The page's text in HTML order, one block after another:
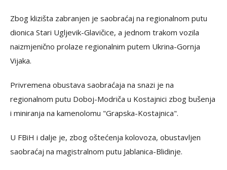
Zbog klizišta zabranjen je saobraćaj na regionalnom putu
dionica Stari Ugljevik-Glavičice, a jednom trakom vozila
naizmjenično prolaze regionalnim putem Ukrina-Gornja
Vijaka.
Privremena obustava saobraćaja na snazi je na
regionalnom putu Doboj-Modriča u Kostajnici zbog bušenja
i miniranja na kamenolomu "Grapska-Kostajnica".
U FBiH i dalje je, zbog oštećenja kolovoza, obustavljen
saobraćaj na magistralnom putu Jablanica-Blidinje.